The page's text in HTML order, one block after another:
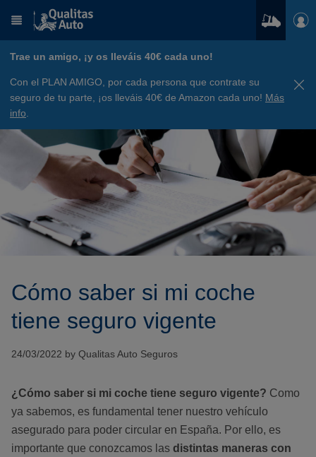
Trae un amigo, ¡y os lleváis 40€ cada uno!
Con el PLAN AMIGO, por cada persona que contrate su
seguro de tu parte, ¡os lleváis 40€ de Amazon cada uno! Más
info
Cómo saber si mi coche
tiene seguro vigente
24/03/2022 by Qualitas Auto Seguros
¿Cómo saber si mi coche tiene seguro vigente? Como
ya sabemos, es fundamental tener nuestro vehículo
asegurado para poder circular en España. Por ello, es
importante que conozcamos las distintas maneras con